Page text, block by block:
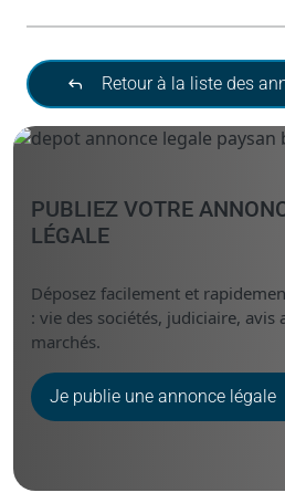
Retour à la liste des
PUBLIEZ VOTRE
LÉGALE
Déposez facilement et
: vie des sociétés, judiciaire,
marchés.
Je publie une annonce légale